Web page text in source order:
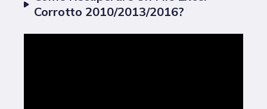
Corrotto 2010/2013/2016?